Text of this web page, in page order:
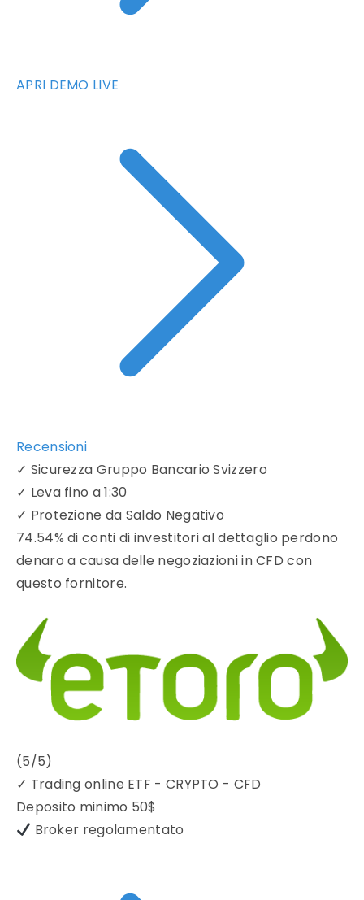
APRI DEMO LIVE
Recensioni
✓ Sicurezza Gruppo Bancario Svizzero
✓ Leva fino a 1:30
✓ Protezione da Saldo Negativo
74.54% di conti di investitori al dettaglio perdono
denaro a causa delle negoziazioni in CFD con
questo fornitore.
(5/5)
✓ Trading online ETF - CRYPTO - CFD
Deposito minimo 50$
Broker regolamentato